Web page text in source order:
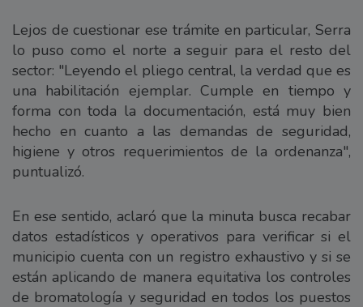
Lejos de cuestionar ese trámite en particular, Serra
lo puso como el norte a seguir para el resto del
sector: "Leyendo el pliego central, la verdad que es
una habilitación ejemplar. Cumple en tiempo y
forma con toda la documentación, está muy bien
hecho en cuanto a las demandas de seguridad,
higiene y otros requerimientos de la ordenanza",
puntualizó.
En ese sentido, aclaró que la minuta busca recabar
datos estadísticos y operativos para verificar si el
municipio cuenta con un registro exhaustivo y si se
están aplicando de manera equitativa los controles
de bromatología y seguridad en todos los puestos